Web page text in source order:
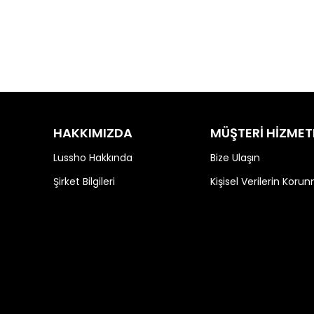
HAKKIMIZDA
Lussho Hakkında
Şirket Bilgileri
MÜŞTERİ
Bize Ulaşın
Kişisel Verilerin